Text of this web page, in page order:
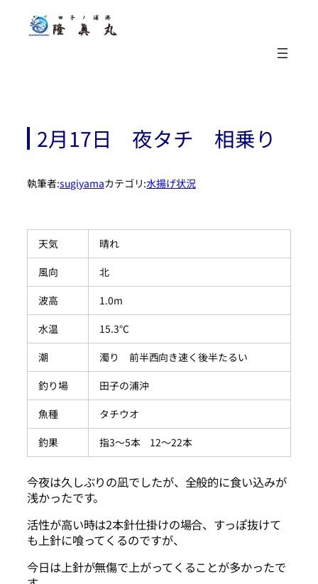
2月17日 夜タチ 相乗り
執筆者:sugiyamaカテゴリ:水揚げ状況
天気
晴れ
風向
北
波高
1.0m
水温
15.3℃
潮
濁り 前半西向き速く後半たるい
釣り場
田子の浦沖
魚種
タチウオ
釣果
指3～5本 12～22本
今夜は久しぶりの凪でしたが、全般的に食い込みが
浅かったです。
活性が高い時は2本針仕掛けの場合、すっぽ抜けて
も上針に喰ってくるのですが、
今日は上針が無傷で上がってくることが多かったで